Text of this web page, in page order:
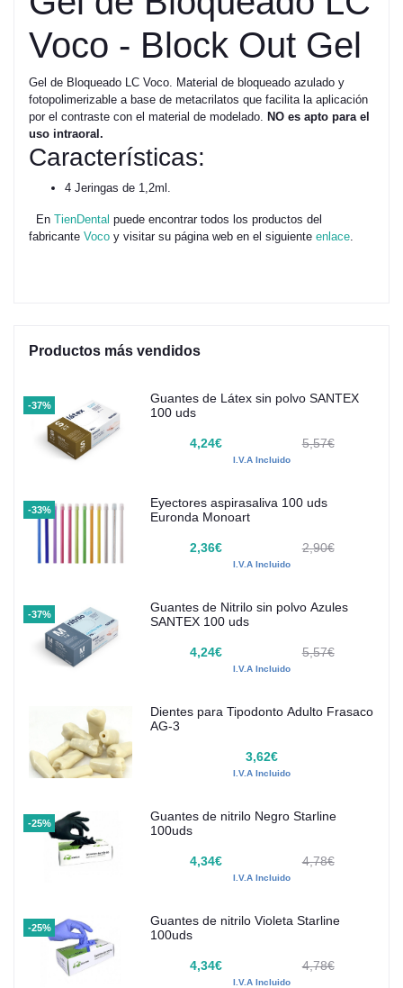
Voco - Block Out Gel
Gel de Bloqueado LC Voco. Material de bloqueado azulado y
fotopolimerizable a base de metacrilatos que facilita la aplicación
por el contraste con el material de modelado.
NO es apto para el
uso intraoral.
Características:
4 Jeringas de 1,2ml.
En TienDental puede encontrar todos los productos del
fabricante Voco y visitar su página web en el siguiente enlace
Productos más vendidos
-37%
Guantes de Látex sin polvo SANTEX
100 uds
4,24€ 5,57€
I.V.A Incluido
-33%
Eyectores aspirasaliva 100 uds
Euronda Monoart
2,36€ 2,90€
I.V.A Incluido
-37%
Guantes de Nitrilo sin polvo Azules
SANTEX 100 uds
4,24€ 5,57€
I.V.A Incluido
Dientes para Tipodonto Adulto Frasaco
AG-3
3,62€
I.V.A Incluido
-25%
Guantes de nitrilo Negro Starline
100uds
4,34€ 4,78€
I.V.A Incluido
-25%
Guantes de nitrilo Violeta Starline
100uds
4,34€ 4,78€
I.V.A Incluido